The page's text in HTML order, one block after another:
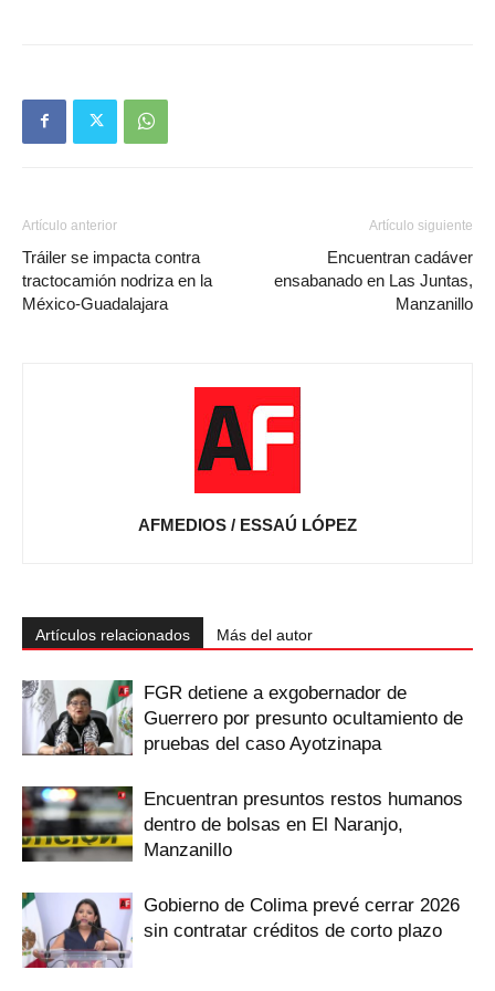
Artículo anterior
Tráiler se impacta contra
tractocamión nodriza en la
México-Guadalajara
Artículo siguiente
Encuentran cadáver
ensabanado en Las Juntas,
Manzanillo
AFMEDIOS / ESSAÚ LÓPEZ
Artículos relacionados Más del autor
FGR detiene a exgobernador de
Guerrero por presunto ocultamiento de
pruebas del caso Ayotzinapa
Encuentran presuntos restos humanos
dentro de bolsas en El Naranjo,
Manzanillo
Gobierno de Colima prevé cerrar 2026
sin contratar créditos de corto plazo